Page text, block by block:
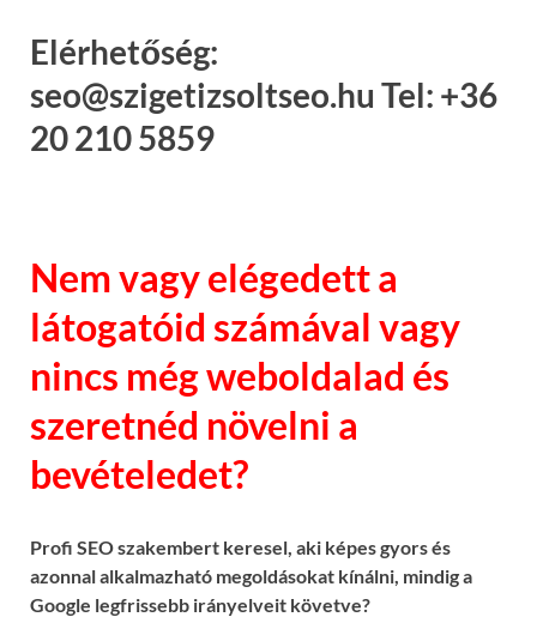
Elérhetőség:
seo@szigetizsoltseo.hu Tel: +36
20 210 5859
Nem vagy elégedett a
látogatóid számával vagy
nincs még weboldalad és
szeretnéd növelni a
bevételedet?
Profi SEO szakembert keresel, aki képes gyors és
azonnal alkalmazható megoldásokat kínálni, mindig a
Google legfrissebb irányelveit követve?